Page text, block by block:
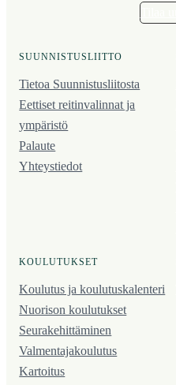
SUUNNISTUSLIITTO
Tietoa Suunnistusliitosta
Eettiset reitinvalinnat ja
ympäristö
Palaute
Yhteystiedot
KOULUTUKSET
Koulutus ja koulutus­kalenteri
Nuorison koulutukset
Seura­kehittäminen
Valmentaja­koulutus
Kartoitus